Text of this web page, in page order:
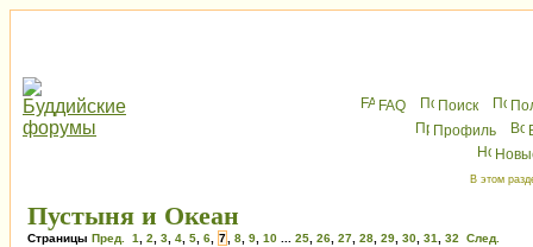
FAQ Поиск
Профиль
В этом
Пустыня и Океан
Страницы Пред. 1 2 3 4 5 6 7 8 9 10 25 26 27 28 29 30 31 32 След.